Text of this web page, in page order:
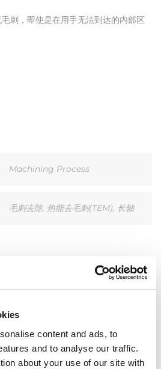
content and ads, to
and to analyse our traffic.
about your use of our site with
刺，即使是在用手无法到达的内部区
Machining Process
毛刺去除, 热能去毛刺(TEM), 长轴